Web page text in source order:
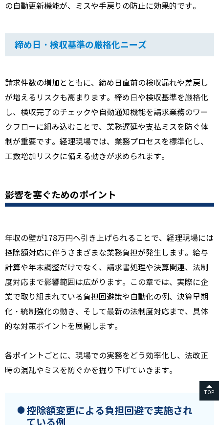
の自動更新機能が、ミスや手戻りの防止に効果的です。
締め日・検収基準の厳格化ニーズ
請求件数の増加とともに、締め日直前の検収漏れや差戻し
が増えるリスクも高まります。締め日や検収基準を厳格化
し、検収完了のチェックや自動通知機能を請求業務のワー
クフローに組み込むことで、業務遅延や支払ミスを防ぐ体
制が重要です。経理現場では、業務プロセスを標準化し、
工数増加リスクに備える動きが求められます。
影響を塞ぐためのポイント
年収の壁が178万円へ引き上げられることで、経理現場には
控除額対応に伴うさまざまな業務負担が発生します。給与
計算や年末調整だけでなく、請求書処理や決算関連、法制
度対応まで影響範囲は広がります。この章では、実際に企
業で取り組まれている負担回避策や自動化の例、決算早期
化・統制強化の動き、そして最新の法制度対応まで、具体
的な対策ポイントを展開します。
各ポイントごとに、現場での実務をどう効率化し、法改正
時の混乱やミスを防ぐかを掘り下げていきます。
控除額変更による負担回避で実施され
ている例
TOP